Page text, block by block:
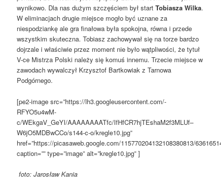
wynikowo. Dla nas dużym szczęściem był startTobiasza Wilka.
W eliminacjach drugie miejsce mogło być uznane za
niespodziankę ale gra finałowa była spokojna, równa i przede
wszystkim skuteczna. Tobiasz zachowywał się na torze bardzo
dojrzale i właściwie przez moment nie było wątpliwości, że tytuł
V-ce Mistrza Polski należy się komuś innemu. Trzecie miejsce w
zawodach wywalczył Krzysztof Bartkowiak z Tarnowa
Podgórnego.
[pe2-image src=”https://lh3.googleusercontent.com/-
RFYO5u4wM-
c/WEkgaV_GeYI/AAAAAAAATfc/IfHfCR7hjTEshaM2f3MLUf–
W6jO5MDBwCCo/s144-c-o/kregle10.jpg”
href=”https://picasaweb.google.com/115770204132108380813/
caption=”” type=”image” alt=”kregle10.jpg” ]
foto: Jarosław Kania